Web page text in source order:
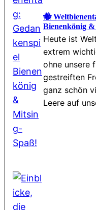
🐝
Bienenkönig
Heute ist
extrem
ohne unsere
gestreiften
ganz schön
Leere auf